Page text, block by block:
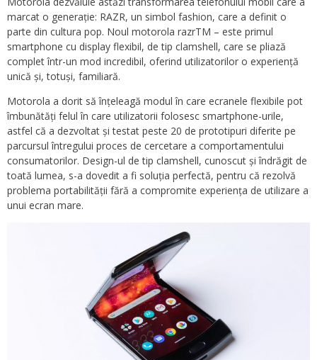
marcat o generație: RAZR, un simbol fashion, care a definit o
parte din cultura pop. Noul motorola razrTM – este primul
smartphone cu display flexibil, de tip clamshell, care se pliază
complet într-un mod incredibil, oferind utilizatorilor o experiență
unică și, totuși, familiară.
Motorola a dorit să înțeleagă modul în care ecranele flexibile pot
îmbunătăți felul în care utilizatorii folosesc smartphone-urile,
astfel că a dezvoltat și testat peste 20 de prototipuri diferite pe
parcursul întregului proces de cercetare a comportamentului
consumatorilor. Design-ul de tip clamshell, cunoscut și îndrăgit de
toată lumea, s-a dovedit a fi soluția perfectă, pentru că rezolvă
problema portabilității fără a compromite experiența de utilizare a
unui ecran mare.